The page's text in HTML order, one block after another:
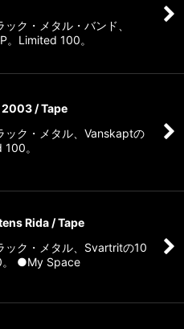
ク・メタル・バンド、
。Limited 100。
/ Tape
ック・メタル、Vanskaptの
。
Rida / Tape
ック・メタル、Svartritの10
。 ●My Space